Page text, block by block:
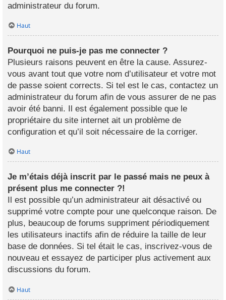
administrateur du forum.
Haut
Pourquoi ne puis-je pas me connecter ?
Plusieurs raisons peuvent en être la cause. Assurez-
vous avant tout que votre nom d’utilisateur et votre mot
de passe soient corrects. Si tel est le cas, contactez un
administrateur du forum afin de vous assurer de ne pas
avoir été banni. Il est également possible que le
propriétaire du site internet ait un problème de
configuration et qu’il soit nécessaire de la corriger.
Haut
Je m’étais déjà inscrit par le passé mais ne peux à
présent plus me connecter ?!
Il est possible qu’un administrateur ait désactivé ou
supprimé votre compte pour une quelconque raison. De
plus, beaucoup de forums suppriment périodiquement
les utilisateurs inactifs afin de réduire la taille de leur
base de données. Si tel était le cas, inscrivez-vous de
nouveau et essayez de participer plus activement aux
discussions du forum.
Haut